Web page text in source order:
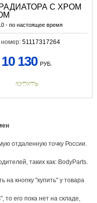
С ХРОМ
- по настоящее время
51117317264
10 130 РУБ.
КУПИТЬ
отдаленную точку России.
таких как: BodyParts.
кнопку "купить" у товара
то его пока нет на складе,